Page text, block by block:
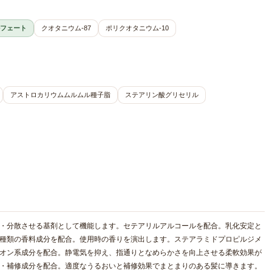
ェート クオタニウム-87 ポリクオタニウム-10
アストロカリウムムルムル種子脂 ステアリン酸グリセリル
散させる基剤として機能します。セテアリルアルコールを配合。乳化安定と
の香料成分を配合。使用時の香りを演出します。ステアラミドプロピルジメ
ン系成分を配合。静電気を抑え、指通りとなめらかさを向上させる柔軟効果が
修成分を配合。適度なうるおいと補修効果でまとまりのある髪に導きます。